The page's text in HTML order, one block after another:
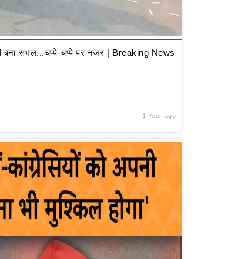
संभल...चप्पे-चप्पे पर नजर | Breaking News
1 Year ago